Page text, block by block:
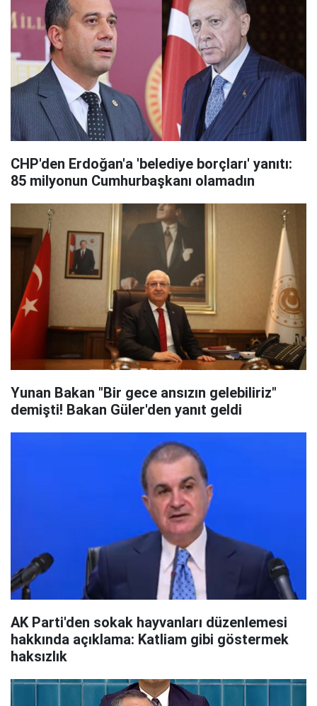
CHP'den Erdoğan'a 'belediye borçları' yanıtı:
85 milyonun Cumhurbaşkanı olamadın
Yunan Bakan "Bir gece ansızın gelebiliriz"
demişti! Bakan Güler'den yanıt geldi
AK Parti'den sokak hayvanları düzenlemesi
hakkında açıklama: Katliam gibi göstermek
haksızlık